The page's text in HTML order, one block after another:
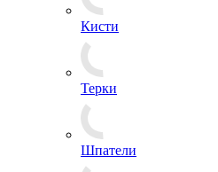
Кисти
Терки
Шпатели